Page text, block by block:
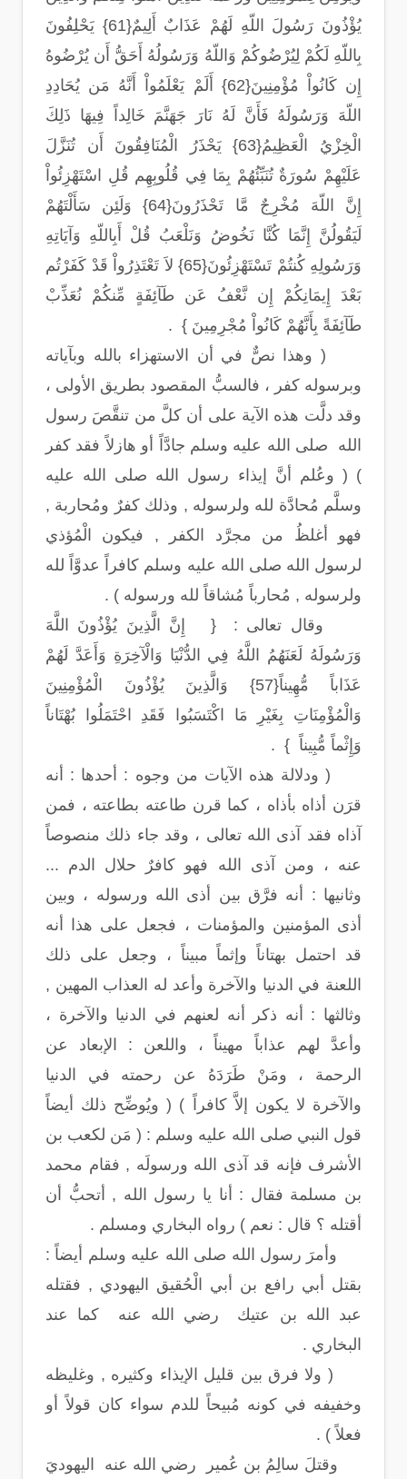
يُؤْذُونَ رَسُولَ اللّهِ لَهُمْ عَذَابٌ أَلِيمٌ{61} يَحْلِفُونَ
بِاللّهِ لَكُمْ لِيُرْضُوكُمْ وَاللّهُ وَرَسُولُهُ أَحَقُّ أَن يُرْضُوهُ
إِن كَانُواْ مُؤْمِنِينَ{62} أَلَمْ يَعْلَمُواْ أَنَّهُ مَن يُحَادِدِ
اللّهَ وَرَسُولَهُ فَأَنَّ لَهُ نَارَ جَهَنَّمَ خَالِداً فِيهَا ذَلِكَ
الْخِزْيُ الْعَظِيمُ{63} يَحْذَرُ الْمُنَافِقُونَ أَن تُنَزَّلَ
عَلَيْهِمْ سُورَةٌ تُنَبِّئُهُمْ بِمَا فِي قُلُوبِهِم قُلِ اسْتَهْزِئُواْ
إِنَّ اللّهَ مُخْرِجٌ مَّا تَحْذَرُونَ{64} وَلَئِن سَأَلْتَهُمْ
لَيَقُولُنَّ إِنَّمَا كُنَّا نَخُوضُ وَنَلْعَبُ قُلْ أَبِاللّهِ وَآيَاتِهِ
وَرَسُولِهِ كُنتُمْ تَسْتَهْزِئُونَ{65} لاَ تَعْتَذِرُواْ قَدْ كَفَرْتُم
بَعْدَ إِيمَانِكُمْ إِن نَّعْفُ عَن طَآئِفَةٍ مِّنكُمْ نُعَذِّبْ
طَآئِفَةً بِأَنَّهُمْ كَانُواْ مُجْرِمِينَ } .
( وهذا نصٌّ في أن الاستهزاء بالله وبآياته
وبرسوله كفر ، فالسبُّ المقصود بطريق الأولى ،
وقد دلَّت هذه الآية على أن كلَّ من تنقَّصَ رسول
الله صلى الله عليه وسلم جادَّاً أو هازلاً فقد كفر
) ( وعُلم أنَّ إيذاء رسول الله صلى الله عليه
وسلَّم مُحادَّة لله ولرسوله , وذلك كفرٌ ومُحاربة ,
فهو أغلظُ من مجرَّد الكفر , فيكون الْمُؤذي
لرسول الله صلى الله عليه وسلم كافراً عدوَّاً لله
ولرسوله , مُحارباً مُشاقاً لله ورسوله ) .
وقال تعالى : { إِنَّ الَّذِينَ يُؤْذُونَ اللَّهَ
وَرَسُولَهُ لَعَنَهُمُ اللَّهُ فِي الدُّنْيَا وَالْآخِرَةِ وَأَعَدَّ لَهُمْ
عَذَاباً مُّهِيناً{57} وَالَّذِينَ يُؤْذُونَ الْمُؤْمِنِينَ
وَالْمُؤْمِنَاتِ بِغَيْرِ مَا اكْتَسَبُوا فَقَدِ احْتَمَلُوا بُهْتَاناً
وَإِثْماً مُّبِيناً } .
( ودلالة هذه الآيات من وجوه : أحدها : أنه
قرَن أذاه بأذاه ، كما قرن طاعته بطاعته ، فمن
آذاه فقد آذى الله تعالى ، وقد جاء ذلك منصوصاً
عنه ، ومن آذى الله فهو كافرٌ حلال الدم ...
وثانيها : أنه فرَّق بين أذى الله ورسوله ، وبين
أذى المؤمنين والمؤمنات ، فجعل على هذا أنه
قد احتمل بهتاناً وإثماً مبيناً ، وجعل على ذلك
اللعنة في الدنيا والآخرة وأعد له العذاب المهين ,
وثالثها : أنه ذكر أنه لعنهم في الدنيا والآخرة ،
وأعدَّ لهم عذاباً مهيناً ، واللعن : الإبعاد عن
الرحمة ، ومَنْ طَرَدَهُ عن رحمته في الدنيا
والآخرة لا يكون إلاَّ كافراً ) ( ويُوضِّح ذلك أيضاً
قول النبي صلى الله عليه وسلم : ( مَن لكعب بن
الأشرف فإنه قد آذى الله ورسولَه , فقام محمد
بن مسلمة فقال : أنا يا رسول الله , أتحبُّ أن
أقتله ؟ قال : نعم ) رواه البخاري ومسلم .
وأمرَ رسول الله صلى الله عليه وسلم أيضاً :
بقتل أبي رافع بن أبي الْحُقيق اليهودي , فقتله
عبد الله بن عتيك رضي الله عنه كما عند
البخاري .
( ولا فرق بين قليل الإيذاء وكثيره , وغليظه
وخفيفه في كونه مُبيحاً للدم سواء كان قولاً أو
فعلاً ) .
وقتلَ سالِمُ بن عُمير رضي الله عنه اليهوديَ